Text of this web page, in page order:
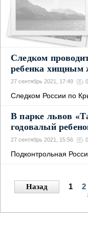
Следком
ребенка хищным
27 сентябрь 2021, 17:49 0
Следком России по
В парке львов
годовалый
27 сентябрь 2021, 15:56 0
Подконтрольная
Назад 1 2